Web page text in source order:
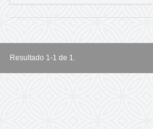
Resultado 1-1 de 1.